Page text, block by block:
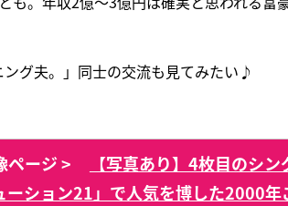
グ夫。」同士の交流も見てみたい♪
ページ >
【写真あり】4枚目のシ
ーション21」で人気を博した2000年